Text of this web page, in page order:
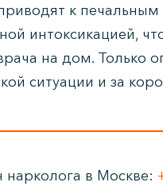
к печальным
интоксикацией,
на дом. Только
ситуации и за
нарколога в Москве: